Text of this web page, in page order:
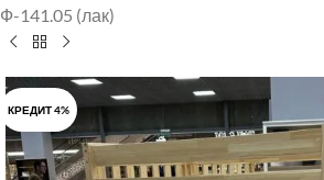
Ф-141.05 (лак)
КРЕДИТ 4%